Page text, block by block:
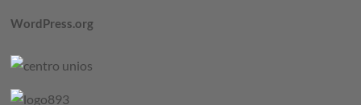
WordPress.org